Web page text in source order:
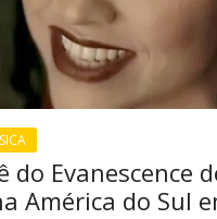
do Evanescence
América do Sul